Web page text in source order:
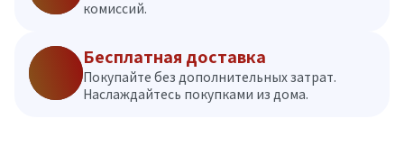
комиссий.
Бесплатная доставка
Покупайте без дополнительных затрат.
Наслаждайтесь покупками из дома.